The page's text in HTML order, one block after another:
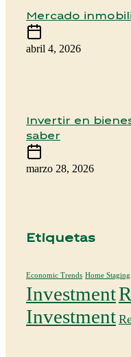
Mercado
abril 4, 2026
Invertir en
saber
marzo 28, 2026
Etiquetas
Economic Trends Home Staging
Investment
Investment